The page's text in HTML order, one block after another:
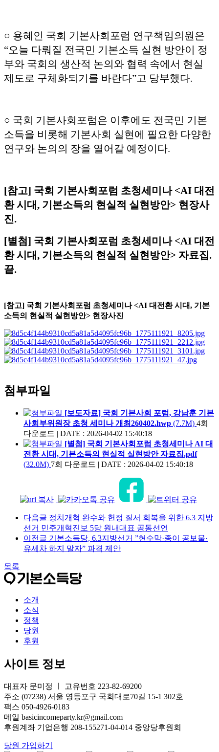
○ 용혜인 국회 기본사회포럼 연구책임의원은
“오늘 다뤄질 전국민 기본소득 실현 방안이 정
부와 국회의 생산적 논의와 협력 속에서 현실
제도로 구체화되기를 바란다”고 당부했다.
○ 국회 기본사회포럼은 이후에도 전국민 기본
소득을 비롯해 기본사회 실현에 필요한 다양한
연구와 논의의 장을 열어갈 예정이다.
[참고] 국회 기본사회포럼 초청세미나 <AI 대전
환 시대, 기본소득의 현실적 실현방안> 현장사
진.
[별첨] 국회 기본사회포럼 초청세미나 <AI 대전
환 시대, 기본소득의 현실적 실현방안> 자료집.
끝.
[참고] 국회 기본사회포럼 초청세미나 <AI 대전환 시대, 기본
소득의 현실적 실현방안> 현장사진
첨부파일
[보도자료] 국회 기본사회 포럼, 강남훈 기본
사회부위원장 초청 세미나 개최260402.hwp (7.7M) 4회
다운로드 | DATE : 2026-04-02 15:40:18
[별첨] 국회 기본사회포럼 초청세미나 AI 대
전환 시대, 기본소득의 현실적 실현방안 자료집.pdf
(32.0M) 7회 다운로드 | DATE : 2026-04-02 15:40:18
다음글 정치개혁 완수와 헌정 질서 회복을 위한 6.3 지방
선거 민주개혁진보 5당 원내대표 공동선언
이전글 기본소득당, 6.3지방선거 ”현수막·종이 공보물·
유세차 하지 말자” 파격 제안
목록
소개
소식
정책
당원
후원
사이트 정보
대표자 문미정 ㅣ 고유번호 223-82-69200
주소 (07238) 서울 영등포구 국회대로70길 15-1 302호
팩스 050-4926-0183
메일 basicincomeparty.kr@gmail.com
후원계좌 기업은행 208-155271-04-014 중앙당후원회
당원 가입하기